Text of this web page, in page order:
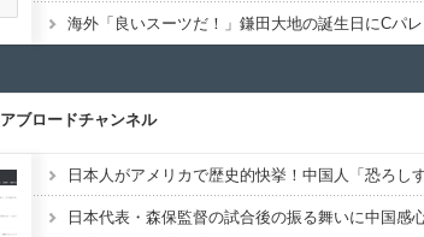
アブロードチャンネル